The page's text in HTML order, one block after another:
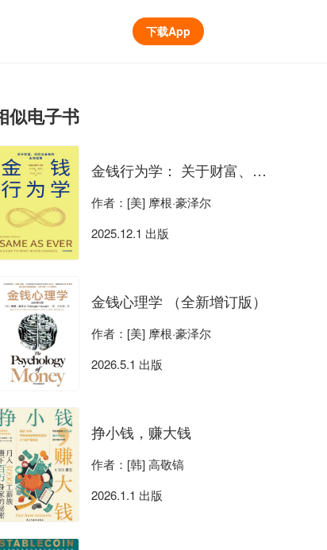
下载App
似电子书
金钱行为学： 关于财富、风险与未来的永恒智慧
作者：[美] 摩根·豪泽尔
2025.12.1 出版
金钱心理学 （全新增订版）
作者：[美] 摩根·豪泽尔
2026.5.1 出版
挣小钱，赚大钱
作者：[韩] 高敬镐
2026.1.1 出版